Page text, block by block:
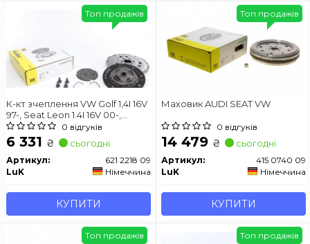
К-кт зчеплення VW Golf 1,4I 16V
97-, Seat Leon 1.4I 16V 00-,
Skoda Octavia 1.6I 96-
0 відгуків
6 331 ₴ сьогодні
Артикул:
621 2218 09
LuK
Німеччина
КУПИТИ
Топ продажів
Маховик AUDI SEAT VW
0 відгуків
14 479 ₴ сьогодні
Артикул:
415 0740 09
LuK
Німеччина
КУПИТИ
Топ продажів
Топ продажів Топ продажів